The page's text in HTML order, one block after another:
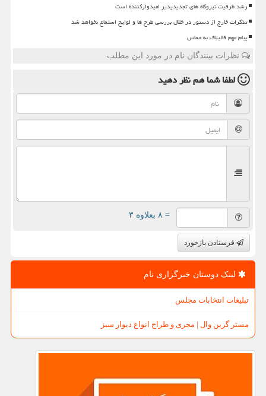
رشد ظرفیت نیروگاه های تجدیدپذیر امیدوارکننده است
تذکرات خارج از دستور در خلال بررسی طرح ها و لوایح استماع نخواهد شد
پیام مهم قالیباف به حماس
نظرات بینندگان نام در مورد این مطلب
لطفا شما همنظر دهید
= ۸ بعلاوه ۳
فرستادن بازخورد
لینک دوستان خبرگزاری نام
تبلیغات انتخابات مجلس
مستر گرین وال | مجری و طراح انواع دیوار سبز